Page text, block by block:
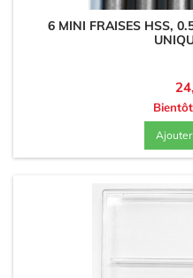
6 MINI FRAISES HSS,